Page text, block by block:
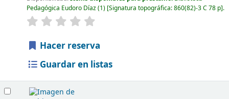
Pedagógica Eudoro Díaz(1) Signatura topográfica:860(82)-3 C 78 p .
Hacer reserva
Guardar en listas